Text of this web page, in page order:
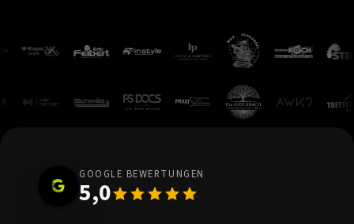
GOOGLE BEWERTUNGEN
5,0